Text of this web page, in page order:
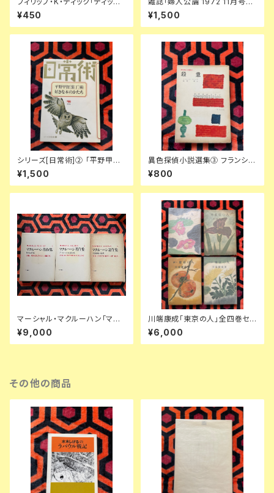
傑作集② 時間飛行士へのささ
やかな贈物」浅倉久志・他訳 ハ
ヤカワSF文庫 早川書房
¥450
表紙:金子國義 中央公論社 澁澤
龍彦 ダリ 後藤明生 倉橋由美子
中野良子
¥1,500
シリーズ[日常術]② 「平野甲賀
[装丁]術・好きな本のかたち」晶
文社
¥1,500
異色探偵小説選集③ フランシ
ス・アイルズ「殺意」延原謙 訳 初
版 装幀:花森安治 日本出版共同
株式会社
¥800
マーシャル・マクルーハン「マク
ルーハン著作集」1〜3全巻セッ
ト 函入り 井坂学・後藤和彦・高
儀進訳 装幀:粟津潔 竹内書店
¥9,000
川端康成「東京の人」全四巻セッ
ト 装幀:金島桂華 新潮社
¥6,000
その他の商品